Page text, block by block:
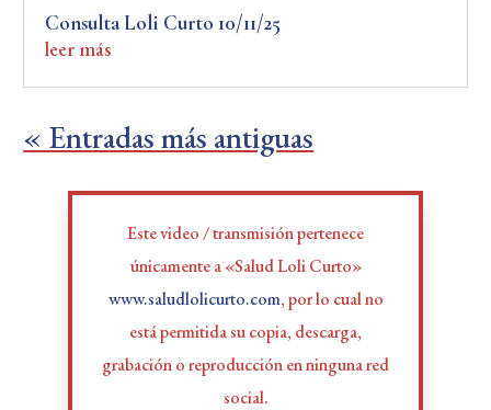
Consulta Loli Curto 10/11/25
leer más
« Entradas más antiguas
Este video / transmisión pertenece
únicamente a «Salud Loli Curto»
www.saludlolicurto.com, por lo cual no
está permitida su copia, descarga,
grabación o reproducción en ninguna red
social.